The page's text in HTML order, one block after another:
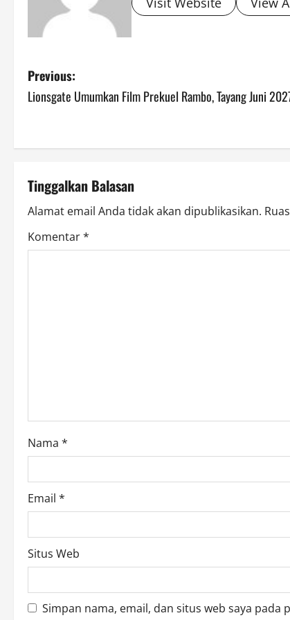
P
o
n
a
v
o
n
Previous:
Lionsgate Umumkan Film Prekuel Rambo, Tayang Juni
Tinggalkan Balasan
Alamat email Anda tidak akan dipublikasikan.
Komentar*
Nama *
Email *
Situs Web
Simpan nama, email, dan situs web saya